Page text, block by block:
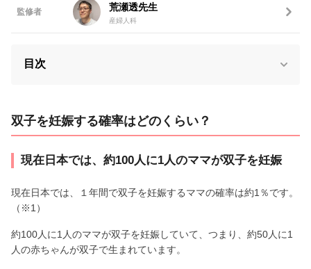
監修者 荒瀬透先生
産婦人科
目次
双子を妊娠する確率はどのくらい？
現在日本では、約100人に1人のママが双子を妊娠
現在日本では、１年間で双子を妊娠するママの確率は約1％です。
（※1）
約100人に1人のママが双子を妊娠していて、つまり、約50人に1
人の赤ちゃんが双子で生まれています。